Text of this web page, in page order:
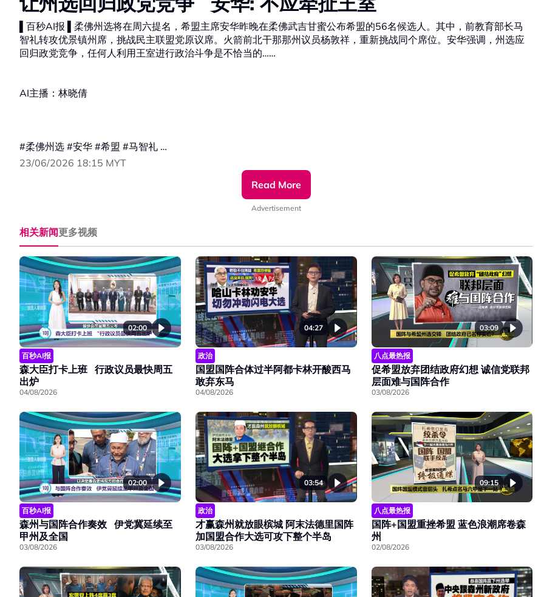
▌百秒AI报 ▌柔佛州选将在周六提名，希盟主席安华昨晚在柔佛武吉甘蜜公布希盟的56名候选人。其中，前教育部长马
智礼转攻优景镇州席，挑战民主联盟党原议席。火箭前北干那那州议员杨敦祥，重新挑战同个席位。安华强调，州选应
回归政党竞争，任何人利用王室进行政治斗争是不恰当的……
AI主播：林晓倩
#柔佛州选 #安华 #希盟 #马智礼
🔴 更多新闻资讯看这里 ▹ https://xuan.com.my/hotspot
23/06/2026 18:15 MYT
Read More
Advertisement
相关新闻更多视频
02:00
百秒AI报
森大臣打卡上班 行政议员最快周五
出炉
04/08/2026
04:27
政治
国盟国阵合体过半阿都卡林开酸西马
敢弃东马
04/08/2026
03:09
八点最热报
促希盟放弃团结政府幻想 诚信党联邦
层面难与国阵合作
03/08/2026
02:00
百秒AI报
森州与国阵合作奏效 伊党冀延续至
甲州及全国
03/08/2026
03:54
政治
才赢森州就放眼槟城 阿末法德里国阵
加国盟合作大选可攻下整个半岛
03/08/2026
09:15
八点最热报
国阵+国盟重挫希盟 蓝色浪潮席卷森
州
02/08/2026